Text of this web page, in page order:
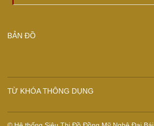
BẢN ĐỒ
TỪ KHÓA THÔNG DỤNG